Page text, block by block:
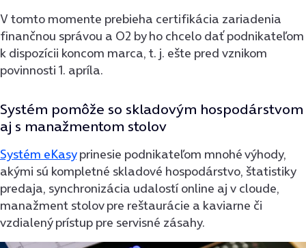
V tomto momente prebieha certifikácia zariadenia
finančnou správou a O2 by ho chcelo dať podnikateľom
k dispozícii koncom marca, t. j. ešte pred vznikom
povinnosti 1. apríla.
Systém pomôže so skladovým hospodárstvom
aj s manažmentom stolov
Systém eKasyprinesie podnikateľom mnohé výhody,
akými sú kompletné skladové hospodárstvo, štatistiky
predaja, synchronizácia udalostí online aj v cloude,
manažment stolov pre reštaurácie a kaviarne či
vzdialený prístup pre servisné zásahy.